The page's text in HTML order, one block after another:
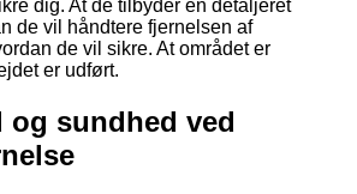
dig. At de tilbyder en detaljeret
de vil håndtere fjernelsen af
de vil sikre. At området er
er udført.
og sundhed ved